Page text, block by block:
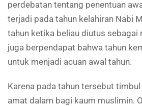
perdebatan tentang penentuan
terjadi pada tahun kelahiran Nabi
tahun ketika beliau diutus sebagai
juga berpendapat bahwa tahun
untuk menjadi acuan awal tahun.
Karena pada tahun tersebut
amat dalam bagi kaum muslimin.